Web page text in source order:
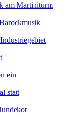
am Martiniturm
ein
statt